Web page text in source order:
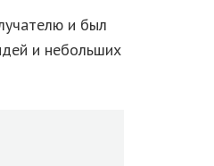
и был
и небольших